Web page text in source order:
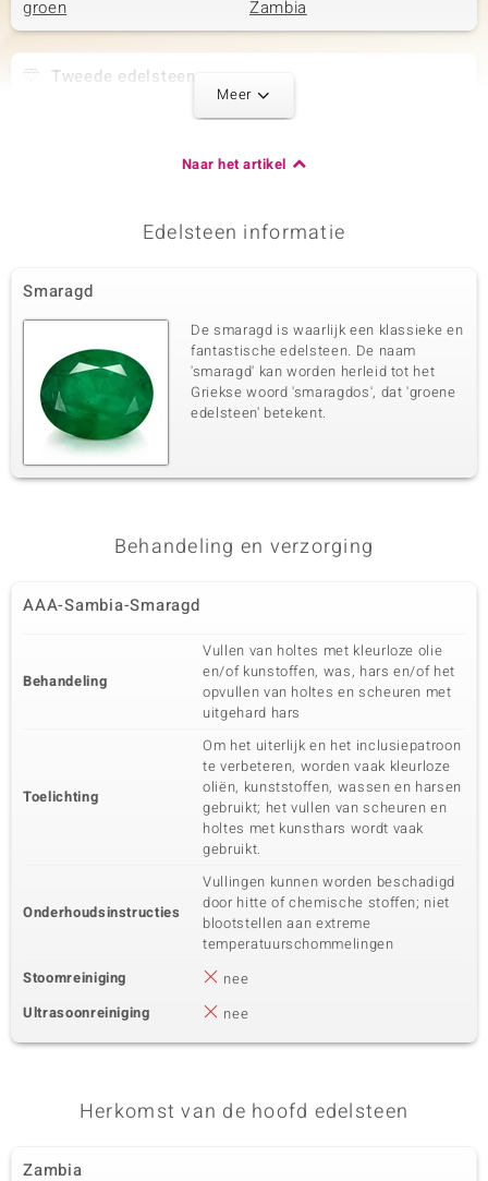
groen Zambia
Tweede edelsteen
1 à 4x3 mm
Ovaal geslepen
Zambia
Derde edelsteen
Edelsteen exact
AAA-Sambia-Smaragd 1 à 4x3 mm
Karaatgewicht som
0,14 ct
Slijpvorm
Druppel geslepen
Zetting
Bezel
Herkomst
AAA-Sambia-Smaragd 1 à 2,5 mm
0,1 ct
Bezel
Herkomst
Zambia
SI1 (H) Diamant
Aantal en grootte
7 à versch. mm
Slijpvorm
Rond Brilliant Geslepen
Afrika
Meer
Naar het artikel
Edelsteen informatie
Smaragd
De smaragd is waarlijk een klassieke en
fantastische edelsteen. De naam
'smaragd' kan worden herleid tot het
Griekse woord 'smaragdos', dat 'groene
edelsteen' betekent.
Behandeling en verzorging
AAA-Sambia-Smaragd
Behandeling
Vullen van holtes met kleurloze olie
en/of kunstoffen, was, hars en/of het
opvullen van holtes en scheuren met
uitgehard hars
Toelichting
Om het uiterlijk en het inclusiepatroon
te verbeteren, worden vaak kleurloze
oliën, kunststoffen, wassen en harsen
gebruikt; het vullen van scheuren en
holtes met kunsthars wordt vaak
gebruikt.
Onderhoudsinstructies
Vullingen kunnen worden beschadigd
door hitte of chemische stoffen; niet
blootstellen aan extreme
temperatuurschommelingen
Stoomreiniging
nee
Ultrasoonreiniging
nee
Herkomst van de hoofd edelsteen
Zambia